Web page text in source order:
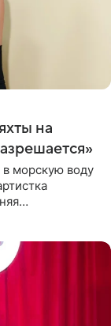
на
в морскую воду